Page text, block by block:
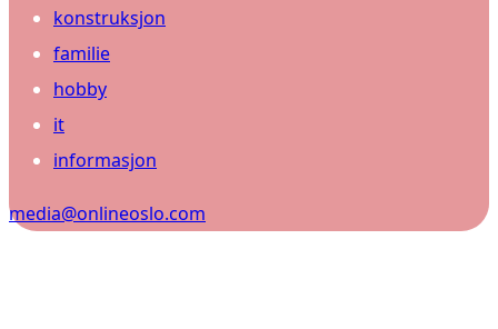
konstruksjon
familie
hobby
it
informasjon
media@onlineoslo.com